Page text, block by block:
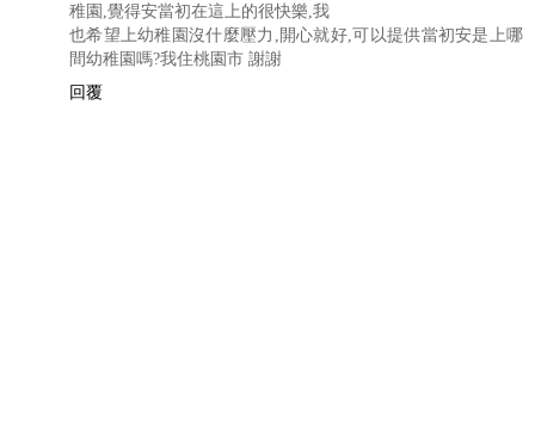
稚園,覺得安當初在這上的很快樂,我
也希望上幼稚園沒什麼壓力,開心就好,可以提供當初安是上哪
間幼稚園嗎?我住桃園市 謝謝
回覆